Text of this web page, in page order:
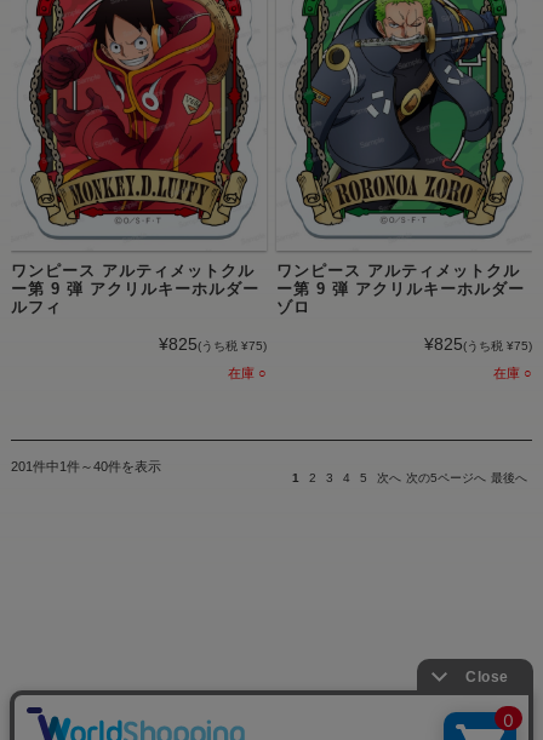
ワンピース アルティメットクル
ー第 9 弾 アクリルキーホルダー
ルフィ
¥825(うち税 ¥75)
在庫 ○
ワンピース アルティメットクル
ー第 9 弾 アクリルキーホルダー
ゾロ
¥825(うち税 ¥75)
在庫 ○
201件中1件～40件を表示
1 2 3 4 5 次へ 次の5ページへ 最後へ